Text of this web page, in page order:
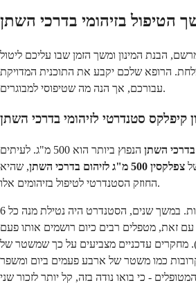
הטיפול בזיהומי בדרכי השתן
הבנת המינון ומשך הזמן שבו עליכם ליטול
הרופא שלכם יקבע את התוכנית המדויקת
עבורכם, אך הנה מה שטיפוסי למבוגרים.
קיפלקס סטנדרטי לזיהומי בדרכי השתן
בדרכי השתן
הנפוץ ביותר הוא 500 מ"ג. לעיתים
צפלקסין 500 מ"ג לזיהום בדרכי השתן
, שהיא
החוזק הסטנדרטי לטיפול בזיהומים אלו.
התדירות יכולה להשתנות. במשך שנים, הסטנדרט היה נטילת מנה כל 6
זאת, מטפלים רבים כיום רושמים אותו פעם
מחקרים עדכניים מצביעים על כך שמשטר של
קרובות כמו משטר של ארבע פעמים ביום ומשפר
- כי בואו נודה בזה, קל יותר לזכור שני